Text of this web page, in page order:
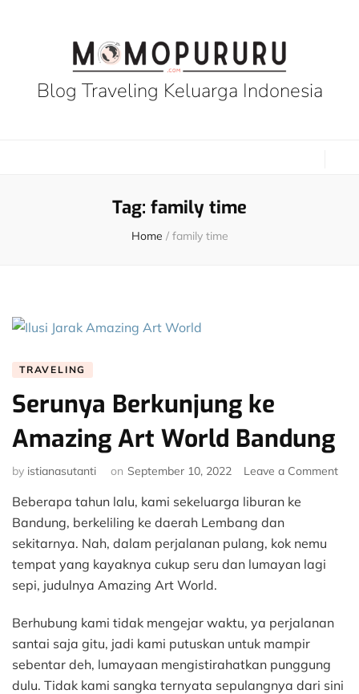
Blog Traveling Keluarga Indonesia
Tag: family time
Home / family time
TRAVELING
Serunya Berkunjung ke
Amazing Art World Bandung
by istianasutanti on September 10, 2022 Leave a Commenton
Beberapa tahun lalu, kami sekeluarga liburan ke
Bandung, berkeliling ke daerah Lembang dan
sekitarnya. Nah, dalam perjalanan pulang, kok nemu
tempat yang kayaknya cukup seru dan lumayan lagi
sepi, judulnya Amazing Art World.
Berhubung kami tidak mengejar waktu, ya perjalanan
santai saja gitu, jadi kami putuskan untuk mampir
sebentar deh, lumayaan mengistirahatkan punggung
dulu. Tidak kami sangka ternyata sepulangnya dari sini